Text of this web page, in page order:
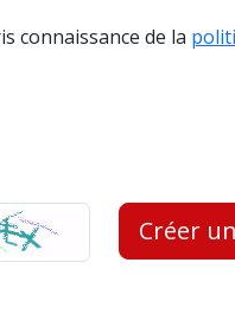
connaissance de la
Créer